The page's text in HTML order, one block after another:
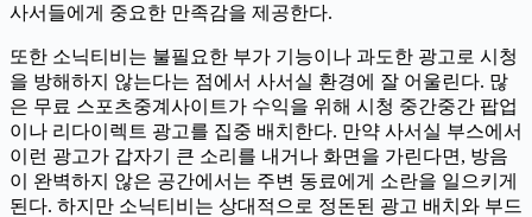
사서들에게 중요한 만족감을 제공한다.
또한 소닉티비는 불필요한 부가 기능이나 과도한 광고로 시청
을 방해하지 않는다는 점에서 사서실 환경에 잘 어울린다. 많
은 무료 스포츠중계사이트가 수익을 위해 시청 중간중간 팝업
이나 리다이렉트 광고를 집중 배치한다. 만약 사서실 부스에서
이런 광고가 갑자기 큰 소리를 내거나 화면을 가린다면, 방음
이 완벽하지 않은 공간에서는 주변 동료에게 소란을 일으키게
된다. 하지만 소닉티비는 상대적으로 정돈된 광고 배치와 부드